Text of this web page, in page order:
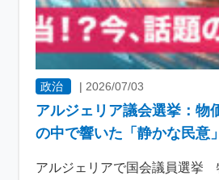
政治 | 2026/07/03
アルジェリア議会選挙：物
の中で響いた「静かな民意」
アルジェリアで国会議員選挙